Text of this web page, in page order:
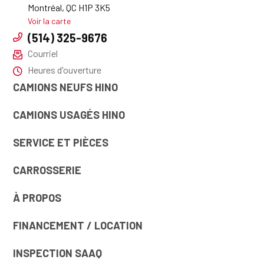
Montréal, QC H1P 3K5
Voir la carte
(514) 325-9676
Courriel
Heures d'ouverture
CAMIONS NEUFS HINO
CAMIONS USAGÉS HINO
SERVICE ET PIÈCES
CARROSSERIE
À PROPOS
FINANCEMENT / LOCATION
INSPECTION SAAQ